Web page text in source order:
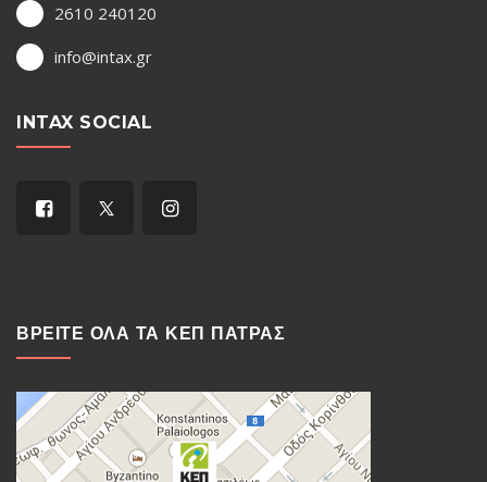
2610 240120
info@intax.gr
INTAX SOCIAL
ΒΡΕΙΤΕ ΟΛΑ ΤΑ ΚΕΠ ΠΑΤΡΑΣ